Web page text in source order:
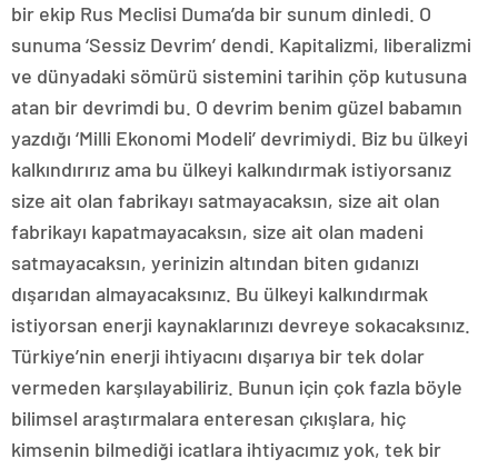
bir ekip Rus Meclisi Duma’da bir sunum dinledi. O
sunuma ‘Sessiz Devrim’ dendi. Kapitalizmi, liberalizmi
ve dünyadaki sömürü sistemini tarihin çöp kutusuna
atan bir devrimdi bu. O devrim benim güzel babamın
yazdığı ‘Milli Ekonomi Modeli’ devrimiydi. Biz bu ülkeyi
kalkındırırız ama bu ülkeyi kalkındırmak istiyorsanız
size ait olan fabrikayı satmayacaksın, size ait olan
fabrikayı kapatmayacaksın, size ait olan madeni
satmayacaksın, yerinizin altından biten gıdanızı
dışarıdan almayacaksınız. Bu ülkeyi kalkındırmak
istiyorsan enerji kaynaklarınızı devreye sokacaksınız.
Türkiye’nin enerji ihtiyacını dışarıya bir tek dolar
vermeden karşılayabiliriz. Bunun için çok fazla böyle
bilimsel araştırmalara enteresan çıkışlara, hiç
kimsenin bilmediği icatlara ihtiyacımız yok, tek bir